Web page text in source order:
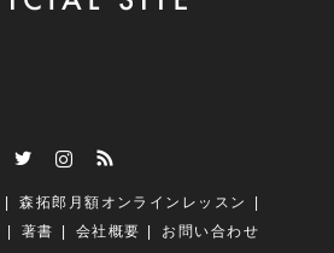
森拓郎月額オンラインレッスン
著書 会社概要 お問い合わせ